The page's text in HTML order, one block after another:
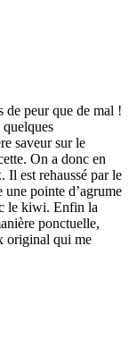
peur que de mal !
quelques
saveur sur le
On a donc en
est rehaussé par le
pointe d’agrume
le kiwi. Enfin la
ponctuelle,
original qui me